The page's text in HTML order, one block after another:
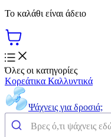
Το καλάθι είναι άδειο
Όλες οι κατηγορίες
Κορεάτικα Καλλυντικά
Ψάχνεις για δροσιά;